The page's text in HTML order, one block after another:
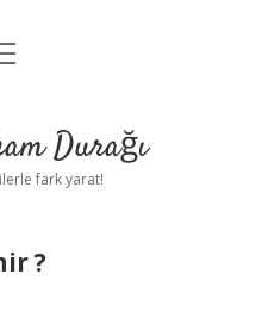
Durağı
fark yarat!
?